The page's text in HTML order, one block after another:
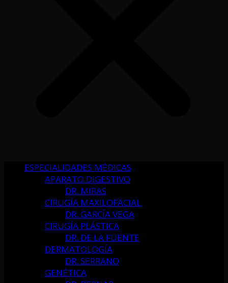
ESPECIALIDADES MÉDICAS
APARATO DIGESTIVO
DR. MIRAS
CIRUGÍA MAXILOFACIAL
DR. GARCÍA VEGA
CIRUGÍA PLÁSTICA
DR. DE LA FUENTE
DERMATOLOGÍA
DR. SERRANO
GENÉTICA